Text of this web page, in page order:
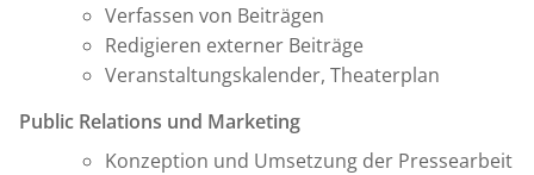
Verfassen von Beiträgen
Redigieren externer Beiträge
Veranstaltungskalender, Theaterplan
Public Relations und Marketing
Konzeption und Umsetzung der Pressearbeit